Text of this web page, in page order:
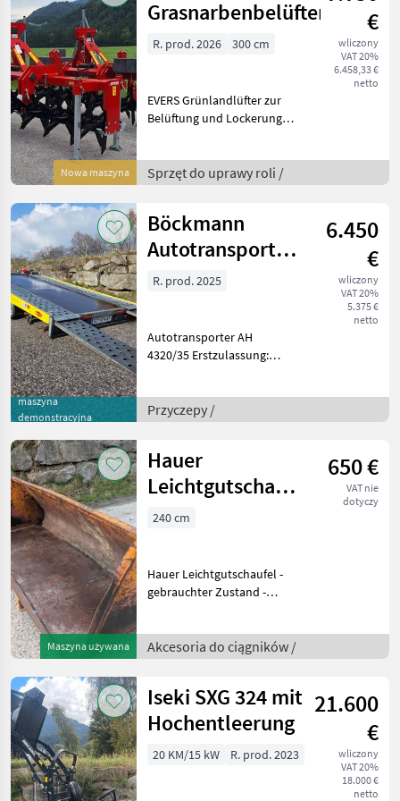
Nowa maszyna
Grasnarbenbelüfter
€
wliczony
VAT 20%
6.458,33 €
netto
R. prod. 2026 300 cm
EVERS Grünlandlüfter zur
Belüftung und Lockerung
Grünlandlockerer •
Arbeitsbreite: 3, 00 m •
Sprzęt do uprawy roli /
maszyna
demonstracyjna
Böckmann
Autotransporter
AH 4320/35
6.450
€
wliczony
VAT 20%
5.375 €
netto
R. prod. 2025
Autotransporter AH
4320/35 Erstzulassung:
Gesamtmaße:
6200x2150x680mm
4300x2080mm Zulässiges
Gesamtgewicht: 3
Przyczepy /
Maszyna używana
Hauer
Leichtgutschaufel
Lang 2400mm
Ausführ
650 €
VAT nie
dotyczy
240 cm
Hauer Leichtgutschaufel -
gebrauchter Zustand -
118cm - wurde
nachgeschweißt -
Akcesoria do ciągników /
Iseki SXG 324 mit
Hochentleerung
21.600
€
wliczony
VAT 20%
18.000 €
netto
20 KM/15 kW R. prod. 2023